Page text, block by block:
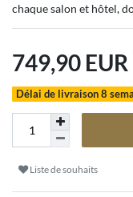
chaque salon et hôtel,
749,90 EUR
Délai de livraison 8
Liste de souhaits